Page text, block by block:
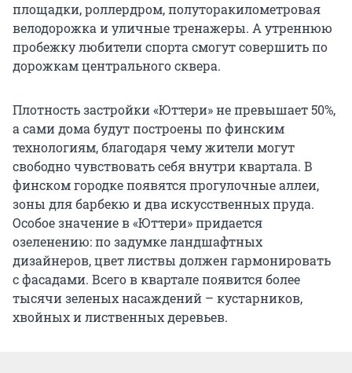
площадки, роллердром, полуторакилометровая
велодорожка и уличные тренажеры. А утреннюю
пробежку любители спорта смогут совершить по
дорожкам центрального сквера.
Плотность застройки «Юттери» не превышает 50%,
а сами дома будут построены по финским
технологиям, благодаря чему жители могут
свободно чувствовать себя внутри квартала. В
финском городке появятся прогулочные аллеи,
зоны для барбекю и два искусственных пруда.
Особое значение в «Юттери» придается
озеленению: по задумке ландшафтных
дизайнеров, цвет листвы должен гармонировать
с фасадами. Всего в квартале появится более
тысячи зеленых насаждений – кустарников,
хвойных и лиственных деревьев.